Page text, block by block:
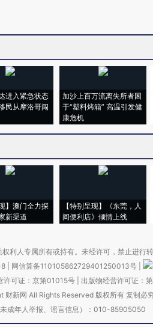
进入紧急状态
民从摩洛哥闯
加沙上百万流离失所者困
于“塑料烤箱” 高温引发健
康危机
】澳门全力探
新渠道
【特别呈现】《东莞，人
间便利店》倾情上线
利人专属所有或持有。未经许可，禁止进行
网信算备110105862729401250013号
许可证：京第01015号| 出版物经营许可证：
财新网 All Rights Reserved 版权所有 复制必
未成年人举报、谣言信息）：010-